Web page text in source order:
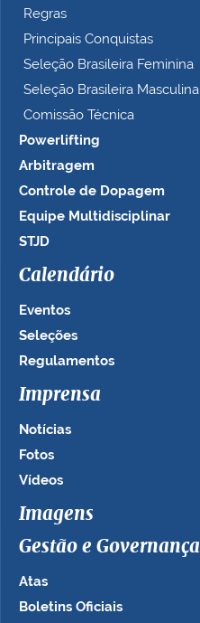
Regras
Principais Conquistas
Seleção Brasileira Feminina
Seleção Brasileira Masculina
Comissão Técnica
Powerlifting
Arbitragem
Controle de Dopagem
Equipe Multidisciplinar
STJD
Calendário
Eventos
Seleções
Regulamentos
Imprensa
Notícias
Fotos
Vídeos
Imagens
Gestão e Governança
Atas
Boletins Oficiais